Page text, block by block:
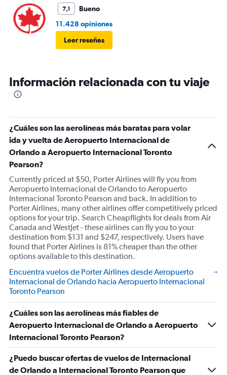
7,1
Bueno
11.428 opiniones
Leer reseñas
Información relacionada con tu viaje
¿Cuáles son las aerolíneas más baratas para volar
ida y vuelta de Aeropuerto Internacional de
Orlando a Aeropuerto Internacional Toronto
Pearson?
Currently priced at $50, Porter Airlines will fly you from
Aeropuerto Internacional de Orlando to Aeropuerto
Internacional Toronto Pearson and back. In addition to
Porter Airlines, many other airlines offer competitively priced
options for your trip. Search Cheapflights for deals from Air
Canada and WestJet - these airlines can fly you to your
destination from $131 and $247, respectively. Users have
found that Porter Airlines is 81% cheaper than the other
options available to this destination.
Encuentra vuelos de Porter Airlines desde Aeropuerto
Internacional de Orlando hacia Aeropuerto Internacional
Toronto Pearson
¿Cuáles son las aerolíneas más fiables de
Aeropuerto Internacional de Orlando a Aeropuerto
Internacional Toronto Pearson?
¿Puedo buscar ofertas de vuelos de Internacional
de Orlando a Internacional Toronto Pearson que